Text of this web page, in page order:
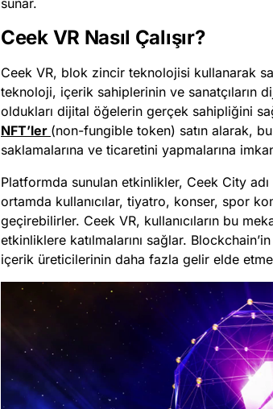
Ceek VR Nasıl Çalışır?
Ceek VR, blok zincir teknolojisi kullanarak
teknoloji, içerik sahiplerinin ve sanatçıların
oldukları dijital öğelerin gerçek sahipliğini
NFT’ler (non-fungible token) satın alarak,
saklamalarına ve ticaretini yapmalarına
Platformda sunulan etkinlikler, Ceek City
ortamda kullanıcılar, tiyatro, konser, spor
geçirebilirler. Ceek VR, kullanıcıların bu
etkinliklere katılmalarını sağlar.
içerik üreticilerinin daha fazla gelir elde